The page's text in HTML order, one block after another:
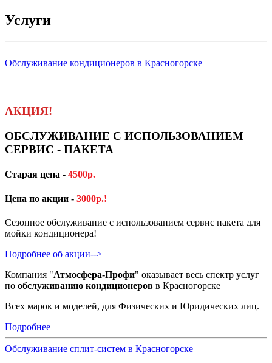
Услуги
Обслуживание кондиционеров в Красногорске
АКЦИЯ!
ОБСЛУЖИВАНИЕ С ИСПОЛЬЗОВАНИЕМ
СЕРВИС - ПАКЕТА
Старая цена - 4500р.
Цена по акции - 3000р.!
Сезонное обслуживание с использованием сервис пакета для
мойки кондиционера!
Подробнее об акции-->
Компания "Атмосфера-Профи" оказывает весь спектр услуг
по обслуживанию кондиционеров в Красногорске
Всех марок и моделей, для Физических и Юридических лиц.
Подробнее
Обслуживание сплит-систем в Красногорске